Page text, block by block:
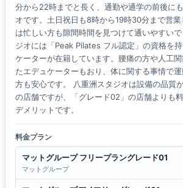
分から22時までと長く、通勤や通学の前後に
オです。土日祝日も8時から19時30分まで営
は忙しい方も隙間時間を見つけて通いやすい
ジオには「Peak Pilates フル認定」の資格を
ケーターが在籍しています。腰痛の方や人工
たエデュケーターもおり、体に関する事情で
方も安心です。 八重洲スタジオは設備の品質
の店舗ですが、「グレード02」の店舗よりも
デメリットです。
料金プラン
マットグループ フリープラングレード01
マットグループ